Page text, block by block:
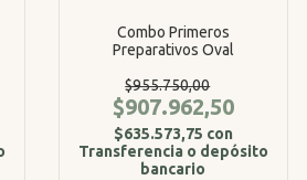
Combo Primeros
Preparativos Oval
$955.750,00
$907.962,50
$635.573,75 con
Transferencia o depósito
bancario